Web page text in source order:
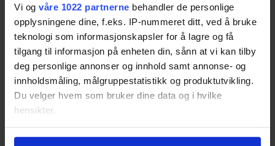
Vi og våre 1022 partnerne behandler de personlige
opplysningene dine, f.eks. IP-nummeret ditt, ved å bruke
teknologi som informasjonskapsler for å lagre og få
tilgang til informasjon på enheten din, sånn at vi kan tilby
deg personlige annonser og innhold samt annonse- og
innholdsmåling, målgruppestatistikk og produktutvikling.
Du velger hvem som bruker dine data og i hvilke
hensikter.
Hvis du gir oss lov, vil vi også gjerne:
Gilde urøkt Pinnekjøtt 2017
Resultatet er basert på2tester.
First Price Pinnekjøtt 2017
Resultatet er basert på2tester.
Gilde Høgfjellslam 2017